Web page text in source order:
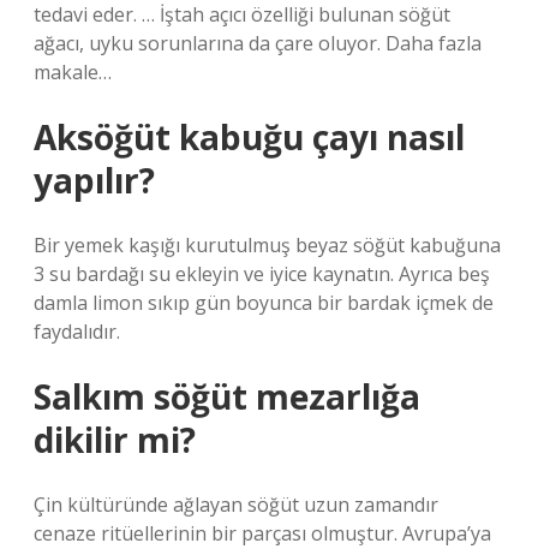
tedavi eder. … İştah açıcı özelliği bulunan söğüt
ağacı, uyku sorunlarına da çare oluyor. Daha fazla
makale…
Aksöğüt kabuğu çayı nasıl
yapılır?
Bir yemek kaşığı kurutulmuş beyaz söğüt kabuğuna
3 su bardağı su ekleyin ve iyice kaynatın. Ayrıca beş
damla limon sıkıp gün boyunca bir bardak içmek de
faydalıdır.
Salkım söğüt mezarlığa
dikilir mi?
Çin kültüründe ağlayan söğüt uzun zamandır
cenaze ritüellerinin bir parçası olmuştur. Avrupa’ya